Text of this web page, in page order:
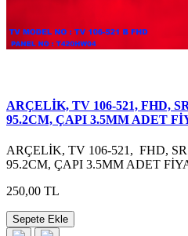
ARÇELİK, TV 106-521, FHD,
95.2CM, ÇAPI 3.5MM ADET
ARÇELİK, TV 106-521, FHD,
95.2CM, ÇAPI 3.5MM ADET
250,00 TL
Sepete Ekle